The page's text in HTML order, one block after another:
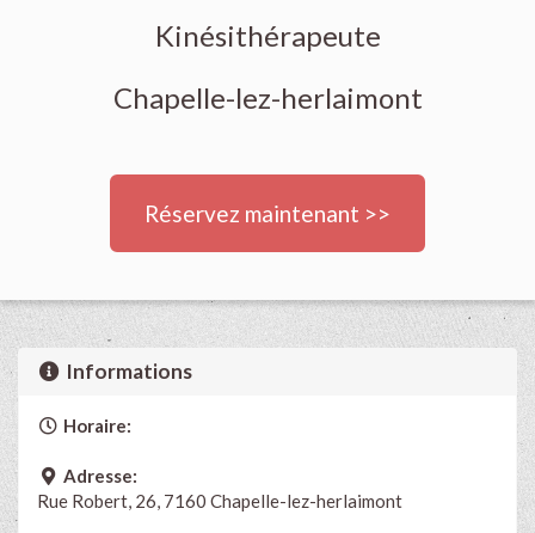
Kinésithérapeute
Chapelle-lez-herlaimont
Réservez maintenant >>
Informations
Horaire:
Adresse:
Rue Robert, 26, 7160 Chapelle-lez-herlaimont